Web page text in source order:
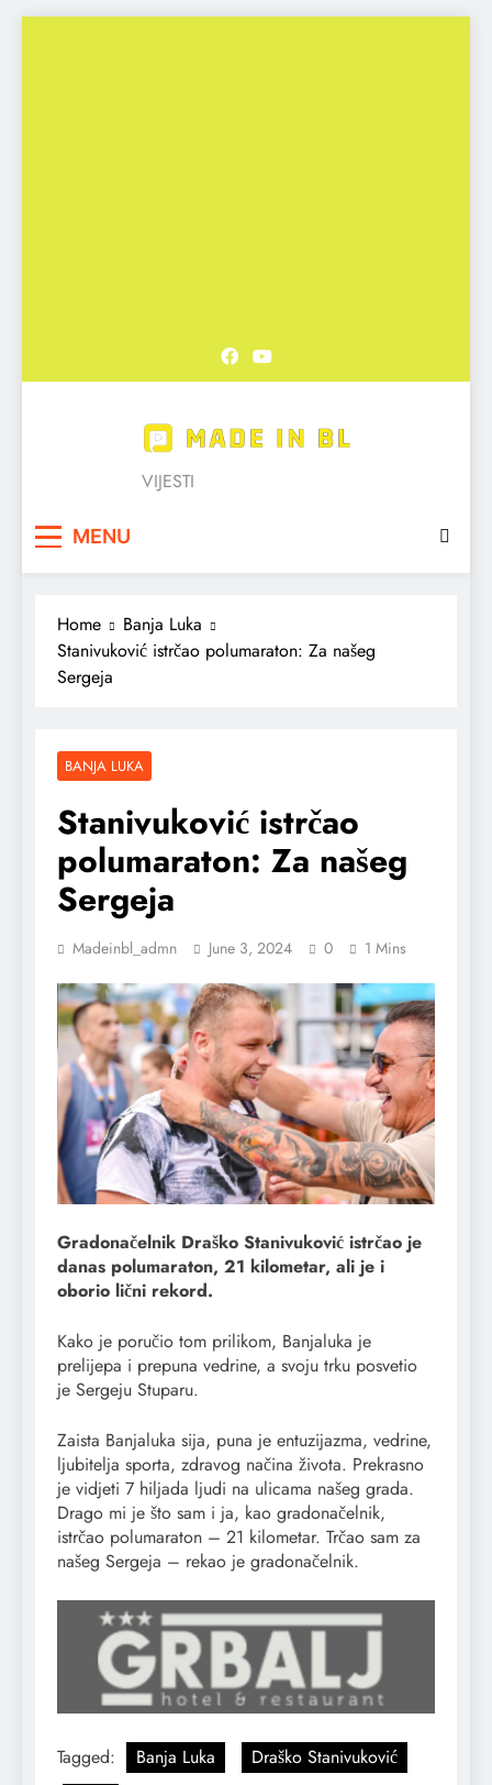
Made in BL
VIJESTI
MENU
Home
Banja Luka
Stanivuković istrčao polumaraton: Za našeg
Sergeja
BANJA LUKA
Stanivuković istrčao
polumaraton: Za našeg
Sergeja
Madeinbl_admn June 3, 2024 0 1 Mins
Gradonačelnik Draško Stanivuković istrčao je
danas polumaraton, 21 kilometar, ali je i
oborio lični rekord.
Kako je poručio tom prilikom, Banjaluka je
prelijepa i prepuna vedrine, a svoju trku posvetio
je Sergeju Stuparu.
Zaista Banjaluka sija, puna je entuzijazma, vedrine,
ljubitelja sporta, zdravog načina života. Prekrasno
je vidjeti 7 hiljada ljudi na ulicama našeg grada.
Drago mi je što sam i ja, kao gradonačelnik,
istrčao polumaraton – 21 kilometar. Trčao sam za
našeg Sergeja – rekao je gradonačelnik.
Tagged: Banja Luka
Draško Stanivuković